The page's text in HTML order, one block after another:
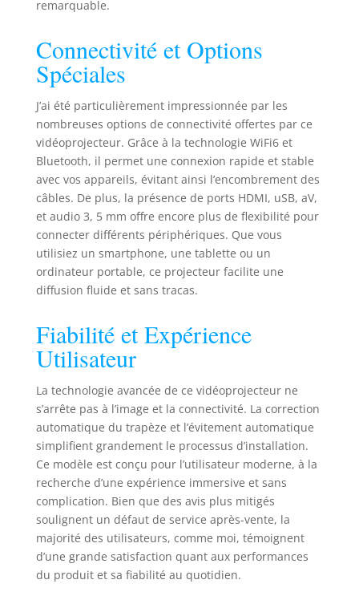
Contraste:J61Le
projecteur a une
également le 4K.
Cette technologie
de projecteur
utilise une source
de lumière LCD
avec une luminosité
pouvant atteindre
95% de
transmission de la
de projecteur haute
performance est
d'amélioration de
l'image IA qui offre
une couverture des
couleurs de 98%.
Les détails et les
structures peuvent
ainsi être
reproduits avec
précision, tandis
que la luminosité
de 750 ANSI Lumen
est transmise à
l'écran sans perte.
WiFi 6 bi-Bande &
remarquable.
Connectivité et Options
Spéciales
J’ai été particulièrement impressionnée par les
nombreuses options de connectivité offertes par ce
vidéoprojecteur. Grâce à la technologie WiFi6 et
Bluetooth, il permet une connexion rapide et stable
avec vos appareils, évitant ainsi l’encombrement des
câbles. De plus, la présence de ports HDMI, uSB, aV,
et audio 3, 5 mm offre encore plus de flexibilité pour
connecter différents périphériques. Que vous
utilisiez un smartphone, une tablette ou un
ordinateur portable, ce projecteur facilite une
diffusion fluide et sans tracas.
Fiabilité et Expérience
Utilisateur
La technologie avancée de ce vidéoprojecteur ne
s’arrête pas à l’image et la connectivité. La correction
automatique du trapèze et l’évitement automatique
simplifient grandement le processus d’installation.
Ce modèle est conçu pour l’utilisateur moderne, à la
recherche d’une expérience immersive et sans
complication. Bien que des avis plus mitigés
soulignent un défaut de service après-vente, la
majorité des utilisateurs, comme moi, témoignent
d’une grande satisfaction quant aux performances
du produit et sa fiabilité au quotidien.